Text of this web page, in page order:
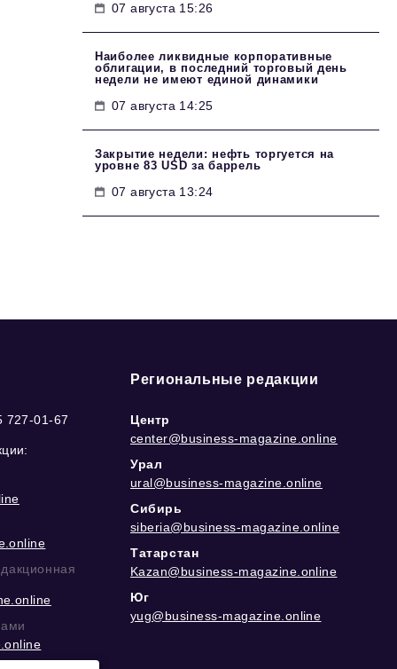
07 августа 15:26
Наиболее ликвидные корпоративные
облигации, в последний торговый день
недели не имеют единой динамики
07 августа 14:25
Закрытие недели: нефть торгуется на
уровне 83 USD за баррель
07 августа 13:24
727-01-67
Региональные редакции
Центр
center@business-magazine.online
Урал
ural@business-magazine.online
Сибирь
siberia@business-magazine.online
Татарстан
Kazan@business-magazine.online
Юг
yug@business-magazine.online